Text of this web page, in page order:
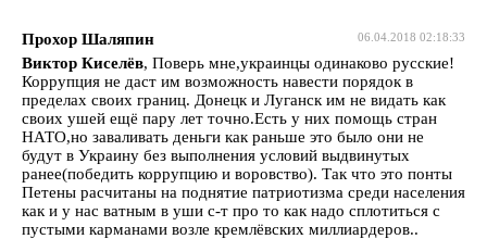
06.04.2018 02:18:33
Прохор Шаляпин
Виктор Киселёв, Поверь мне,украинцы одинаково русские!
Коррупция не даст им возможность навести порядок в
пределах своих границ. Донецк и Луганск им не видать как
своих ушей ещё пару лет точно.Есть у них помощь стран
НАТО,но заваливать деньги как раньше это было они не
будут в Украину без выполнения условий выдвинутых
ранее(победить коррупцию и воровство). Так что это понты
Петены расчитаны на поднятие патриотизма среди населения
как и у нас ватным в уши с-т про то как надо сплотиться с
пустыми карманами возле кремлёвских миллиардеров..